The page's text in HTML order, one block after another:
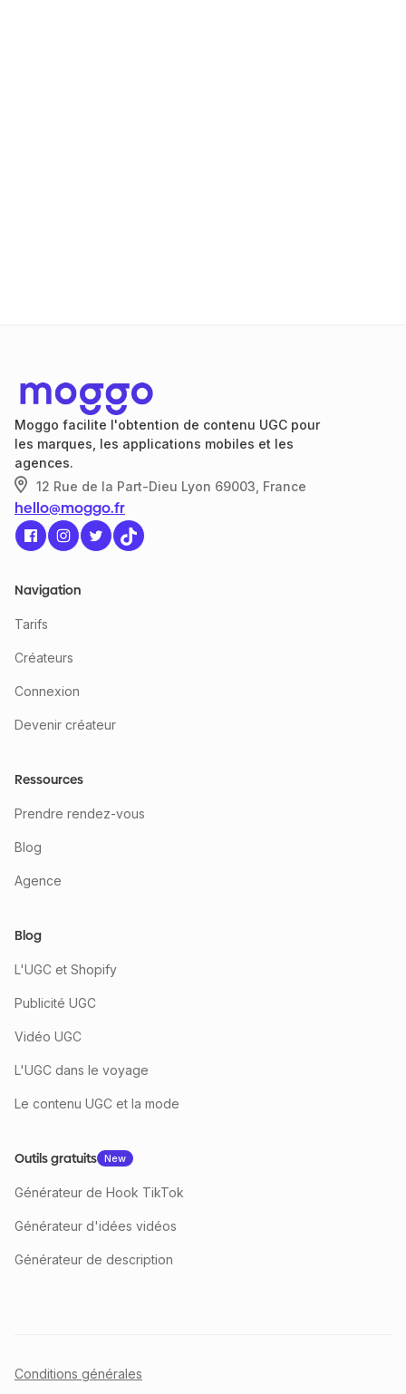
Moggo facilite l'obtention de contenu UGC pour
les marques, les applications mobiles et les
agences.
 12 Rue de la Part-Dieu Lyon 69003, France
hello@moggo.fr
Navigation
Tarifs
Créateurs
Connexion
Devenir créateur
Ressources
Prendre rendez-vous
Blog
Agence
Blog
L'UGC et Shopify
Publicité UGC
Vidéo UGC
L'UGC dans le voyage
Le contenu UGC et la mode
Outils gratuits New
Générateur de Hook TikTok
Générateur d'idées vidéos
Générateur de description
Conditions générales